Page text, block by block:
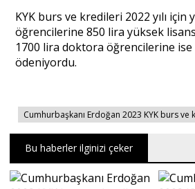
Eğitim
Ankara Analiz
KYK burs ve kredileri 2022 yılı
öğrencilerine 850 lira yüksek
1700 lira doktora öğrencilerine
ödeniyordu.
Cumhurbaşkanı Erdoğan 2023 KYK burs ve
Bu haberler ilginizi çeker